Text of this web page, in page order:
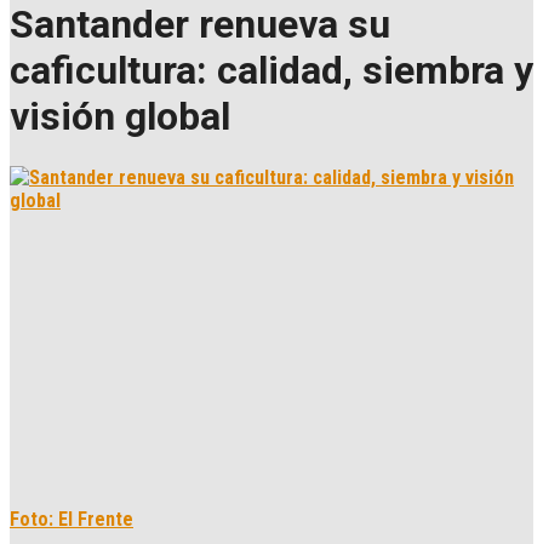
Santander renueva su
caficultura: calidad, siembra y
visión global
Foto: El Frente